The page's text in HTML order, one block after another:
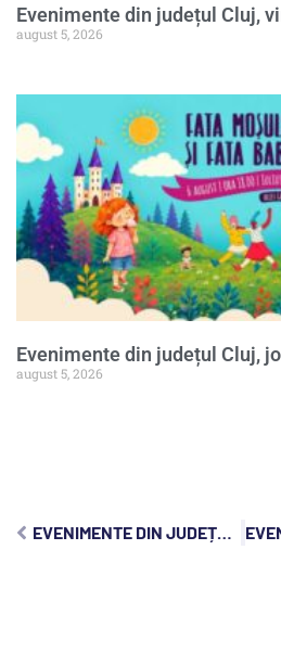
Evenimente din județul Cluj,
august 5, 2026
Evenimente din județul Cluj,
august 5, 2026